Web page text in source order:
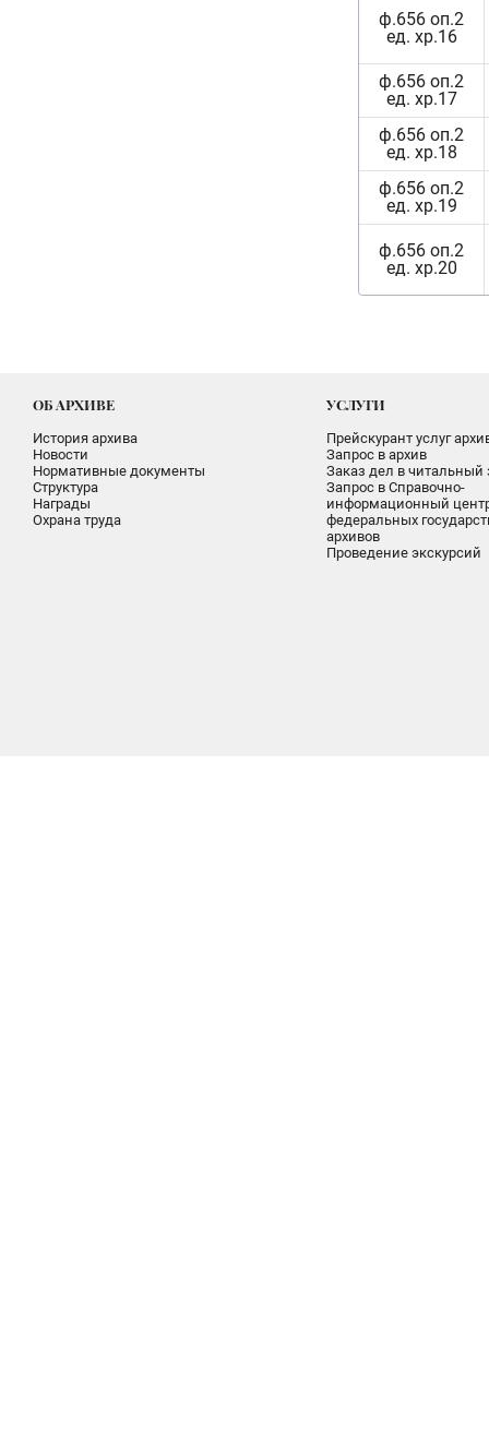
ф.656 оп.2
ед. хр.16
ф.656 оп.2
ед. хр.17
ф.656 оп.2
ед. хр.18
ф.656 оп.2
ед. хр.19
ф.656 оп.2
ед. хр.20
ОБ АРХИВЕ
История архива
Новости
Нормативные документы
Структура
Награды
Охрана труда
УСЛУГИ
Прейскурант услуг
Запрос в архив
Заказ дел в читальный
Запрос в Справочно-
информационный
федеральных
архивов
Проведение экскурсий